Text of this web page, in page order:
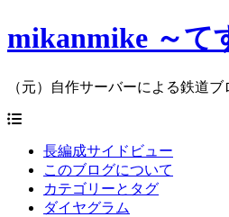
mikanmike ～て
（元）自作サーバーによる鉄道ブ
長編成サイドビュー
このブログについて
カテゴリーとタグ
ダイヤグラム